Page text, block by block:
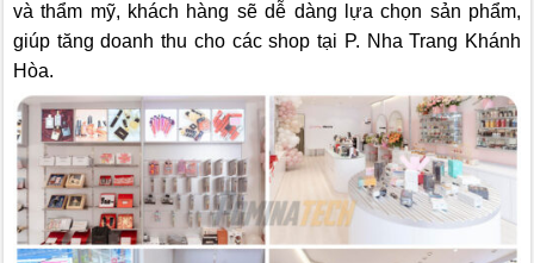
và thẩm mỹ, khách hàng sẽ dễ dàng lựa chọn sản phẩm,
giúp tăng doanh thu cho các shop tại P. Nha Trang Khánh
Hòa.